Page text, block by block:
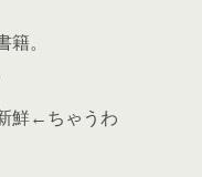
。
鮮←ちゃうわ